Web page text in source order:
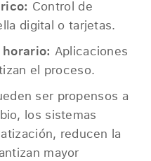
Control de
digital o tarjetas.
Aplicaciones
el proceso.
ser propensos a
los sistemas
reducen la
mayor